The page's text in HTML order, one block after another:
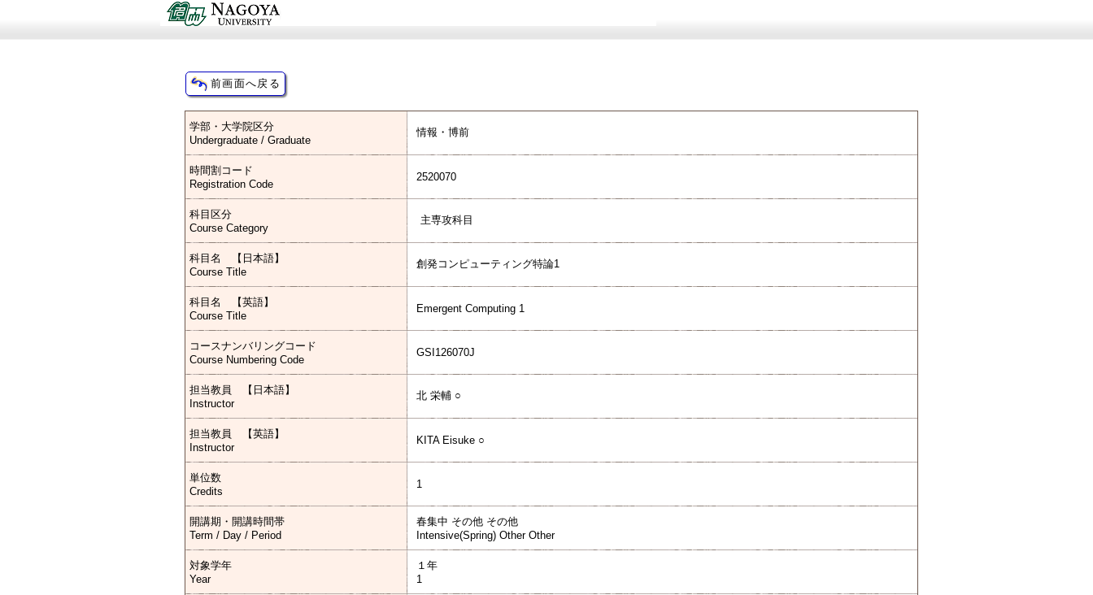
学部・大学院区分
Undergraduate / Graduate
情報・博前
時間割コード
Registration Code
2520070
科目区分
Course Category
主専攻科目
科目名 【日本語】
Course Title
創発コンピューティング特論1
科目名 【英語】
Course Title
Emergent Computing 1
コースナンバリングコード
Course Numbering Code
GSI126070J
担当教員 【日本語】
Instructor
北 栄輔 ○
担当教員 【英語】
Instructor
KITA Eisuke ○
単位数
Credits
1
開講期・開講時間帯
Term / Day / Period
春集中 その他 その他
Intensive(Spring) Other Other
対象学年
Year
１年
1